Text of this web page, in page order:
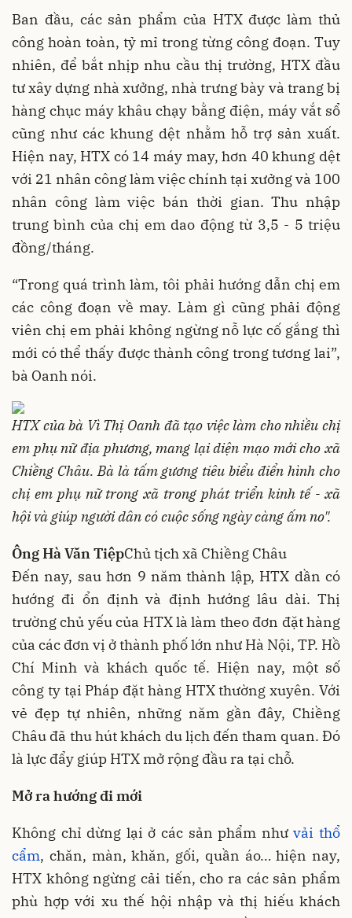
Ban đầu, các sản phẩm của HTX được làm thủ
công hoàn toàn, tỷ mỉ trong từng công đoạn. Tuy
nhiên, để bắt nhịp nhu cầu thị trường, HTX đầu
tư xây dựng nhà xưởng, nhà trưng bày và trang bị
hàng chục máy khâu chạy bằng điện, máy vắt sổ
cũng như các khung dệt nhằm hỗ trợ sản xuất.
Hiện nay, HTX có 14 máy may, hơn 40 khung dệt
với 21 nhân công làm việc chính tại xưởng và 100
nhân công làm việc bán thời gian. Thu nhập
trung bình của chị em dao động từ 3,5 - 5 triệu
đồng/tháng.
“Trong quá trình làm, tôi phải hướng dẫn chị em
các công đoạn về may. Làm gì cũng phải động
viên chị em phải không ngừng nỗ lực cố gắng thì
mới có thể thấy được thành công trong tương lai”,
bà Oanh nói.
HTX của bà Vì Thị Oanh đã tạo việc làm cho nhiều chị
em phụ nữ địa phương, mang lại diện mạo mới cho xã
Chiềng Châu. Bà là tấm gương tiêu biểu điển hình cho
chị em phụ nữ trong xã trong phát triển kinh tế - xã
hội và giúp người dân có cuộc sống ngày càng ấm no".
Ông Hà Văn TiệpChủ tịch xã Chiềng Châu
Đến nay, sau hơn 9 năm thành lập, HTX dần có
hướng đi ổn định và định hướng lâu dài. Thị
trường chủ yếu của HTX là làm theo đơn đặt hàng
của các đơn vị ở thành phố lớn như Hà Nội, TP. Hồ
Chí Minh và khách quốc tế. Hiện nay, một số
công ty tại Pháp đặt hàng HTX thường xuyên. Với
vẻ đẹp tự nhiên, những năm gần đây, Chiềng
Châu đã thu hút khách du lịch đến tham quan. Đó
là lực đẩy giúp HTX mở rộng đầu ra tại chỗ.
Mở ra hướng đi mới
Không chỉ dừng lại ở các sản phẩm nhưvải thổ
cẩm, chăn, màn, khăn, gối, quần áo… hiện nay,
HTX không ngừng cải tiến, cho ra các sản phẩm
phù hợp với xu thế hội nhập và thị hiếu khách